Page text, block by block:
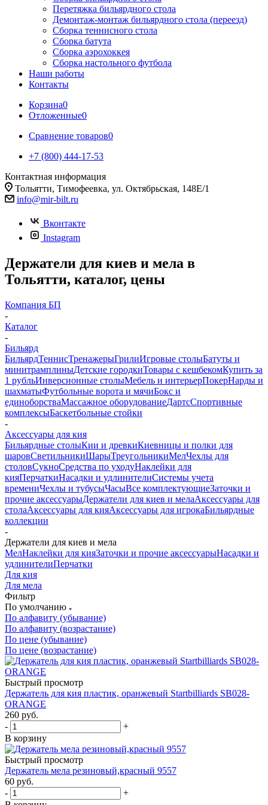
Перетяжка бильярдного стола
Демонтаж-монтаж бильярдного стола (переезд)
Сборка теннисного стола
Сборка батута
Сборка аэрохоккея
Сборка настольного футбола
Наши работы
Контакты
Корзина0
Отложенные0
Сравнение товаров0
+7 (800) 444-17-53
Контактная информация
Тольятти, Тимофеевка, ул. Октябрьская, 148Е/1
info@mir-bilt.ru
Вконтакте
Instagram
Держатели для киев и мела в
Тольятти, каталог, цены
Компания БП
-
Каталог
-
Бильярд
БильярдТеннисТренажерыГрилиИгровые столыБатуты и
минитрамплиныДетские городкиТовары с кешбекомКупить за
1 рубльИнверсионные столыМебель и интерьерПокерНарды и
шахматыФутбольные ворота и мячиБокс и
единоборстваМассажное оборудованиеДартсСпортивные
комплексыБаскетбольные стойки
-
Аксессуары для кия
Бильярдные столыКии и древкиКиевницы и полки для
шаровСветильникиШарыТреугольникиМелЧехлы для
столовСукноСредства по уходуНаклейки для
кияПерчаткиНасадки и удлинителиСистемы учета
времениЧехлы и тубусыЧасыВсе комплектующиеЗаточки и
прочие аксессуарыДержатели для киев и мелаАксессуары для
столаАксессуары для кияАксессуары для игрокаБильярдные
коллекции
-
Держатели для киев и мела
МелНаклейки для кияЗаточки и прочие аксессуарыНасадки и
удлинителиПерчатки
Для кия
Для мела
Фильтр
По умолчанию
По алфавиту (убывание)
По алфавиту (возрастание)
По цене (убывание)
По цене (возрастание)
Быстрый просмотр
Держатель для кия пластик, оранжевый Startbilliards SB028-
ORANGE
260 руб.
-
+
В корзину
Быстрый просмотр
Держатель мела резиновый,красный 9557
60 руб.
-
+